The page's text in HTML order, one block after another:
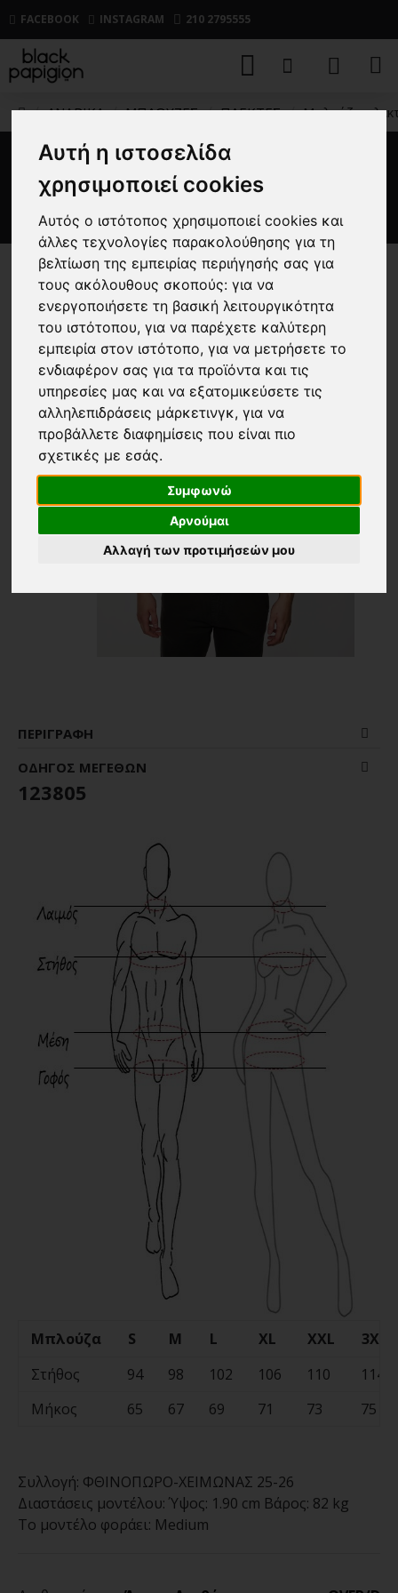
Αυτή η ιστοσελίδα
χρησιμοποιεί cookies
Αυτός ο ιστότοπος χρησιμοποιεί cookies και
άλλες τεχνολογίες παρακολούθησης για τη
βελτίωση της εμπειρίας περιήγησής σας για
τους ακόλουθους σκοπούς:για να
ενεργοποιήσετε τη βασική λειτουργικότητα
του ιστότοπου,για να παρέχετε καλύτερη
εμπειρία στον ιστότοπο,για να μετρήσετε το
ενδιαφέρον σας για τα προϊόντα και τις
υπηρεσίες μας και να εξατομικεύσετε τις
αλληλεπιδράσεις μάρκετινγκ,για να
προβάλλετε διαφημίσεις που είναι πιο
σχετικές με εσάς.
Συμφωνώ
Αρνούμαι
Αλλαγή των προτιμήσεών μου
FACEBOOK INSTAGRAM 210 2795555
ΑΝΔΡΙΚΑ ΜΠΛΟΥΖΕΣ ΠΛΕΚΤΕΣ Μπλούζα
Μπλούζα πλεκτή Over/D
μαύρη
ΠΕΡΙΓΡΑΦΉ
ΟΔΗΓΌΣ ΜΕΓΕΘΏΝ
123805
Μπλούζα S M L XL XXL
3XL
Στήθος
94 98 102 106 110
114
Μήκος
65 67 69 71 73 75
Συλλογή: ΦΘΙΝΟΠΩΡΟ-ΧΕΙΜΩΝΑΣ 25-26
Διαστάσεις μοντέλου: Ύψος: 1.90 cm Βάρος: 82 kg
Το μοντέλο φοράει: Medium